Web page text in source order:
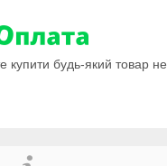
купити будь-який товар не